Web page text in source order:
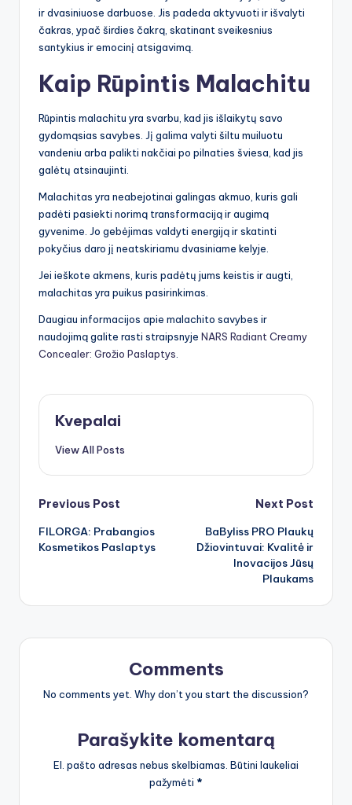
ir dvasiniuose darbuose. Jis padeda aktyvuoti ir išvalyti
čakras, ypač širdies čakrą, skatinant sveikesnius
santykius ir emocinį atsigavimą.
Kaip Rūpintis Malachitu
Rūpintis malachitu yra svarbu, kad jis išlaikytų savo
gydomąsias savybes. Jį galima valyti šiltu muiluotu
vandeniu arba palikti nakčiai po pilnaties šviesa, kad jis
galėtų atsinaujinti.
Malachitas yra neabejotinai galingas akmuo, kuris gali
padėti pasiekti norimą transformaciją ir augimą
gyvenime. Jo gebėjimas valdyti energiją ir skatinti
pokyčius daro jį neatskiriamu dvasiniame kelyje.
Jei ieškote akmens, kuris padėtų jums keistis ir augti,
malachitas yra puikus pasirinkimas.
Daugiau informacijos apie malachito savybes ir
naudojimą galite rasti straipsnyje NARS Radiant Creamy
Concealer: Grožio Paslaptys.
Kvepalai
View All Posts
Post
navigation
Previous Post
FILORGA: Prabangios
Kosmetikos Paslaptys
Next Post
BaByliss PRO Plaukų
Džiovintuvai: Kvalitė ir
Inovacijos Jūsų
Plaukams
Comments
No comments yet. Why don’t you start the discussion?
Parašykite komentarą
El. pašto adresas nebus skelbiamas. Būtini laukeliai
pažymėti *